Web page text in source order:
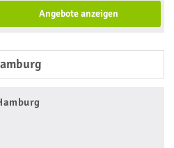
Angebote anzeigen